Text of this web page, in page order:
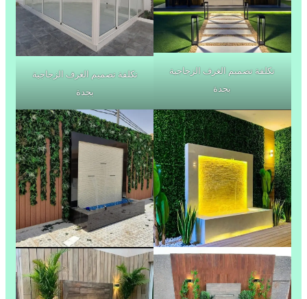
تكلفة تصميم الغرف الزجاجية
بجدة
تكلفة تصميم الغرف الزجاجية
بجدة